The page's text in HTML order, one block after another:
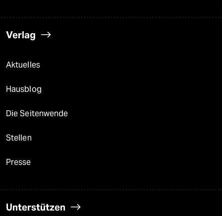
Verlag
Aktuelles
Hausblog
Die Seitenwende
Stellen
Presse
Unterstützen